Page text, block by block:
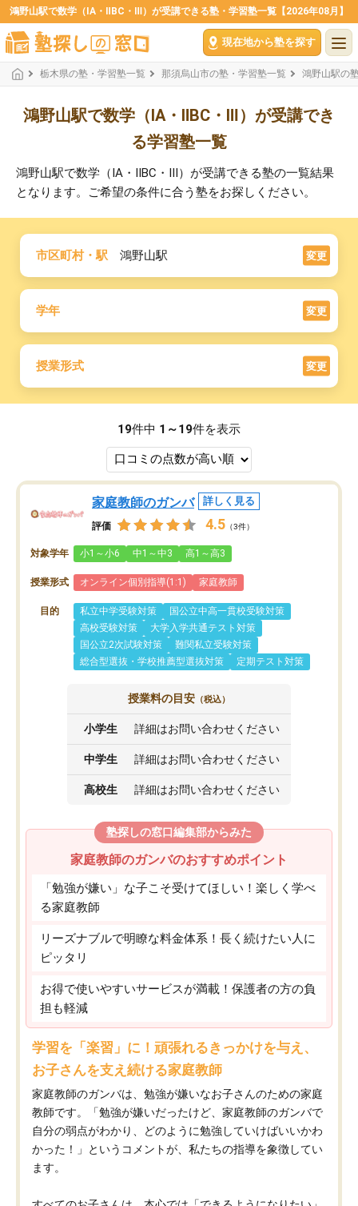
鴻野山駅で数学（ⅠA・ⅡBC・Ⅲ）が受講できる塾・学習塾一覧【2026年08月】
現在地から塾を探す
栃木県の塾・学習塾一覧 那須烏山市の塾・学習塾一覧 鴻野山駅の
鴻野山駅で数学（ⅠA・ⅡBC・Ⅲ）が受講でき
る学習塾一覧
鴻野山駅で数学（ⅠA・ⅡBC・Ⅲ）が受講できる塾の一覧結果
となります。ご希望の条件に合う塾をお探しください。
市区町村・駅 鴻野山駅 変更
学年 変更
授業形式 変更
19件中 1～19件を表示
家庭教師のガンバ 詳しく見る
評価 4.5 （3件）
対象学年 小1～小6 中1～中3 高1～高3
授業形式 オンライン個別指導(1:1) 家庭教師
目的 私立中学受験対策
国公立中高一貫校受験対策
高校受験対策
大学入学共通テスト対策
国公立2次試験対策
難関私立受験対策
総合型選抜・学校推薦型選抜対策
定期テスト対策
授業料の目安 （税込）
小学生 詳細はお問い合わせください
中学生 詳細はお問い合わせください
高校生 詳細はお問い合わせください
塾探しの窓口編集部からみた
家庭教師のガンバのおすすめポイント
「勉強が嫌い」な子こそ受けてほしい！楽しく学べ
る家庭教師
リーズナブルで明瞭な料金体系！長く続けたい人に
ピッタリ
お得で使いやすいサービスが満載！保護者の方の負
担も軽減
学習を「楽習」に！頑張れるきっかけを与え、
お子さんを支え続ける家庭教師
家庭教師のガンバは、勉強が嫌いなお子さんのための家庭
教師です。「勉強が嫌いだったけど、家庭教師のガンバで
自分の弱点がわかり、どのように勉強していけばいいかわ
かった！」というコメントが、私たちの指導を象徴してい
ます。